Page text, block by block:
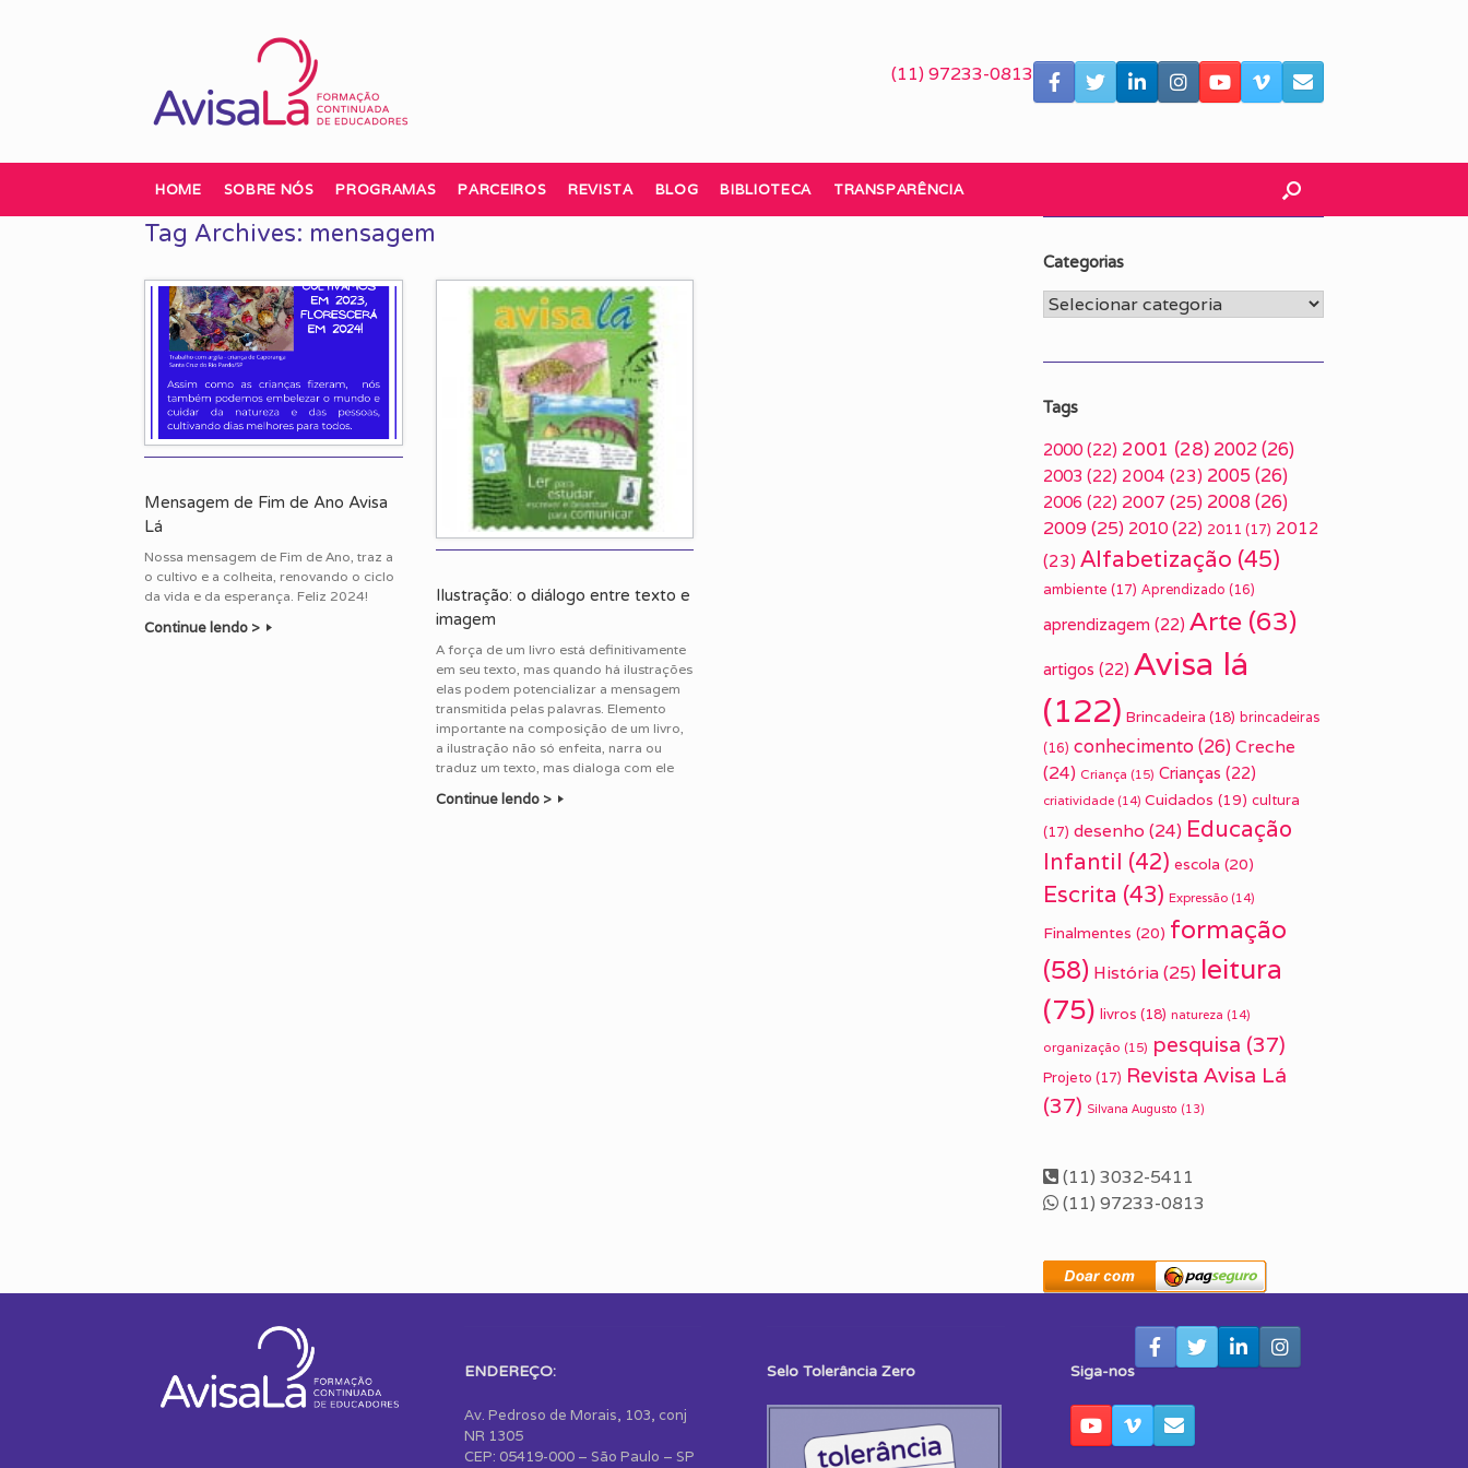
(11) 97233-0813
HOME SOBRE NÓS PROGRAMAS PARCEIROS REVISTA BLOG BIBLIOTECA TRANSPARÊNCIA
Tag Archives: mensagem
Mensagem de Fim de Ano Avisa
Lá
Nossa mensagem de Fim de Ano, traz a
o cultivo e a colheita, renovando o ciclo
da vida e da esperança. Feliz 2024!
Continue lendo >
Ilustração: o diálogo entre texto e
imagem
A força de um livro está definitivamente
em seu texto, mas quando há ilustrações
elas podem potencializar a mensagem
transmitida pelas palavras. Elemento
importante na composição de um livro,
a ilustração não só enfeita, narra ou
traduz um texto, mas dialoga com ele
Continue lendo >
Categorias
Categorias
Tags
2000 (22) 2001 (28) 2002(26)
2003 (22) 2004 (23) 2005 (26)
2006 (22) 2007 (25) 2008(26)
2009(25) 2010 (22) 2011 (17) 2012
(23) Alfabetização (45)
ambiente (17) Aprendizado (16)
aprendizagem (22) Arte (63)
artigos (22) Avisa lá
(122) Brincadeira (18) brincadeiras
(16) conhecimento(26) Creche
(24) Criança (15) Crianças (22)
criatividade (14) Cuidados (19) cultura
(17) desenho (24) Educação
Infantil (42) escola (20)
Escrita (43) Expressão (14)
Finalmentes (20) formação
(58) História(25) leitura
(75) livros (18) natureza (14)
organização (15) pesquisa (37)
Projeto (17) Revista Avisa Lá
(37) Silvana Augusto (13)
(11) 3032-5411
(11) 97233-0813
ENDEREÇO:
Av. Pedroso de Morais, 103, conj
NR 1305
CEP: 05419-000 – São Paulo – SP
Selo Tolerância Zero Siga-nos